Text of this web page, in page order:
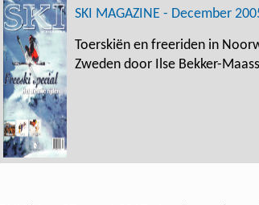
SKI MAGAZINE - December
Toerskiën en freeriden in
Zweden door Ilse Bekker-